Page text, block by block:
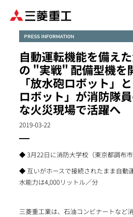
PRESS INFORMATION
自動運転機能を備え
の "実戦" 配備型機を
「放水砲ロボット」
ロボット」が消防隊
な火災現場で活躍へ
2019-03-22
◆ 3月22日に消防大学校（東京都調布
◆ 互いがホースで接続されたまま自動
水能力は4,000リットル／分
三菱重工業は、石油コンビナートなど